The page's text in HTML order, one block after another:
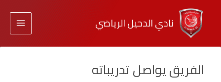
نادي الدحيل الرياضي
الفريق يواصل تدريباته